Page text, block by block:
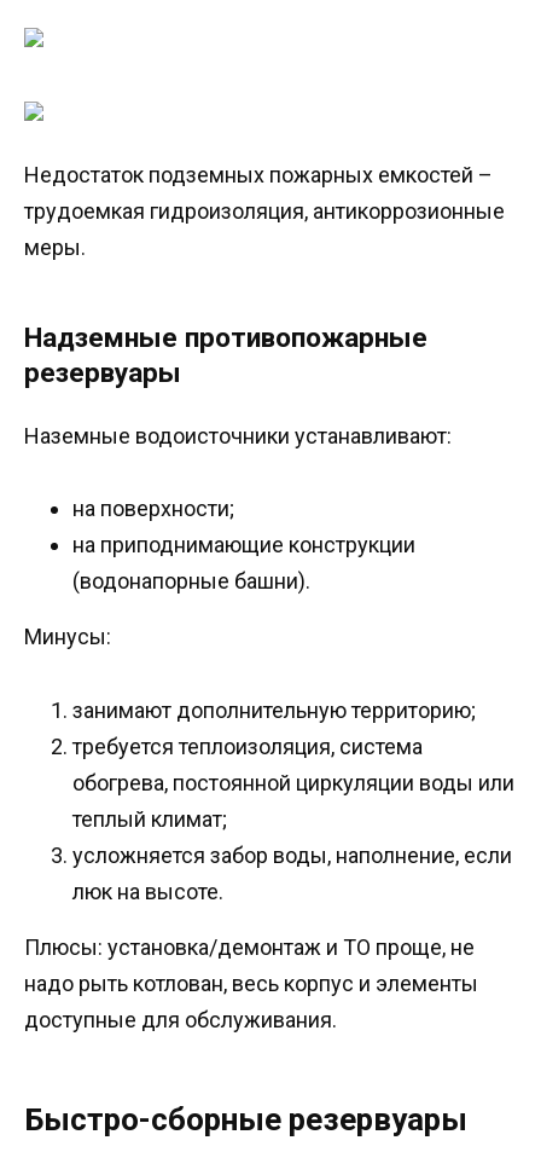
Недостаток подземных пожарных емкостей –
трудоемкая гидроизоляция, антикоррозионные
меры.
Надземные противопожарные
резервуары
Наземные водоисточники устанавливают:
на поверхности;
на приподнимающие конструкции
(водонапорные башни).
Минусы:
занимают дополнительную территорию;
требуется теплоизоляция, система
обогрева, постоянной циркуляции воды или
теплый климат;
усложняется забор воды, наполнение, если
люк на высоте.
Плюсы: установка/демонтаж и ТО проще, не
надо рыть котлован, весь корпус и элементы
доступные для обслуживания.
Быстро-сборные резервуары